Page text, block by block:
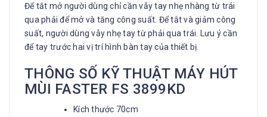
Để tắt mở người dùng chỉ cần vẫy tay nhẹ nhàng từ trái
qua phải để mở và tăng công suất. Để tắt và giảm công
suất, người dùng vẫy nhẹ tay từ phải qua trái. Lưu ý cần
để tay trước hai vị trí hình bàn tay của thiết bị.
THÔNG SỐ KỸ THUẬT MÁY HÚT
MÙI FASTER FS 3899KD
Kích thước 70cm